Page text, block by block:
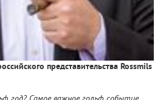
представительства Rossmils